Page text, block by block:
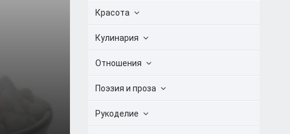
Красота
Кулинария
Отношения
Поэзия и проза
Рукоделие